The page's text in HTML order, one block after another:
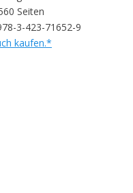
Seiten
3-423-71652-9
kaufen.*